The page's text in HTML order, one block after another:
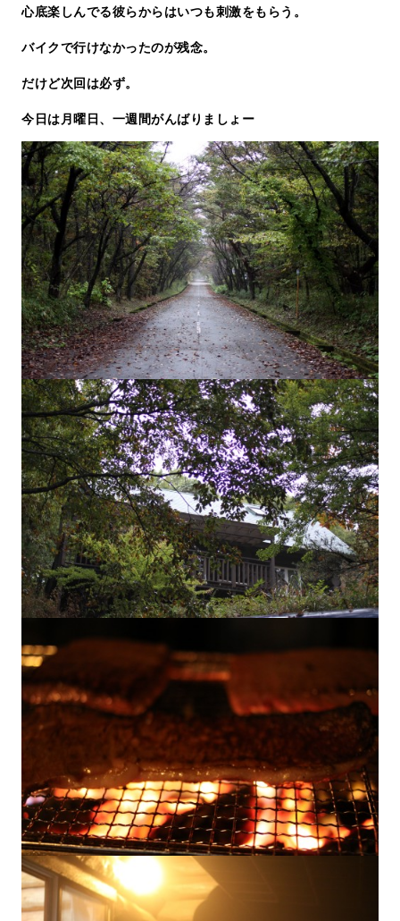
心底楽しんでる彼らからはいつも刺激をもらう。
バイクで行けなかったのが残念。
だけど次回は必ず。
今日は月曜日、一週間がんばりましょー